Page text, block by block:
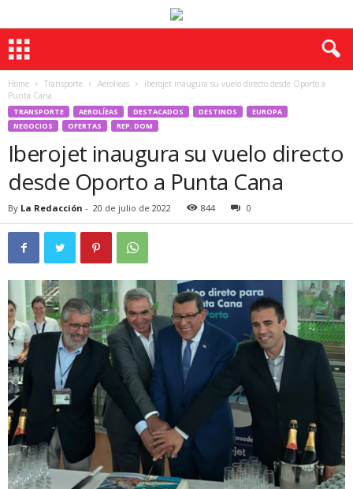
Home Transporte Aerolíeas
Iberojet inaugura su vuelo directo desde Oporto a
Punta Cana
TRANSPORTE AEROLÍEAS DESTACADOS DESTINOS
EUROPA
NEGOCIOS
OFERTAS REP. DOM
Iberojet inaugura su vuelo directo
desde Oporto a Punta Cana
By La Redacción - 20 de julio de 2022 844 0